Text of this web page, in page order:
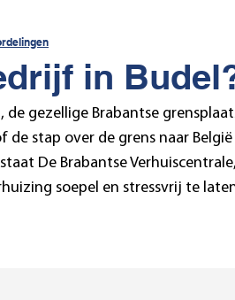
in
de gezellige Brabantse
stap over de grens naar
De Brabantse
soepel en stressvrij te